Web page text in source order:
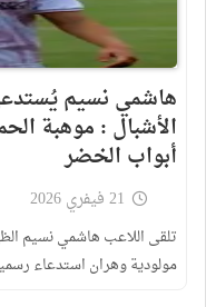
هاشمي نسيم
الأشبال : موهبة
أبواب الخضر
21 فيفري 2026
مولودية وهران استدعاء